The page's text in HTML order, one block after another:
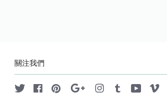
關注我們
Twitter FacebookPinterest Google Instagram
Tumblr YouTube